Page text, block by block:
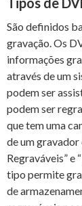
São definidos
gravação. Os
informações
através de um
podem ser
podem ser
que tem uma
de um gravador
Regraváveis” e
tipo permite
de